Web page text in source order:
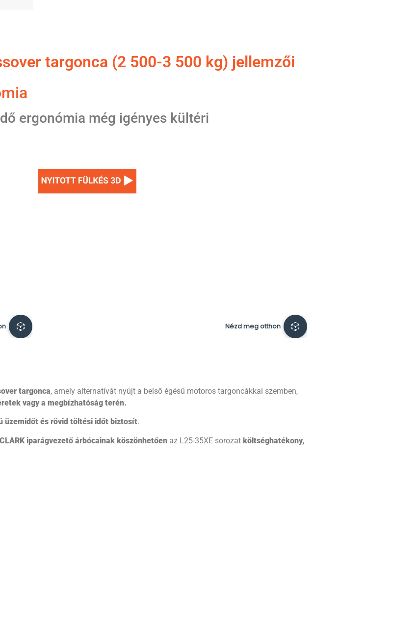
targonca (2 500-3 500 kg) jellemzői
ergonómia még igényes kültéri
targonca, amely alternatívát nyújt a belső égésű motoros targoncákkal szemben,
vagy a megbízhatóság terén.
üzemidőt és rövid töltési időt biztosít.
iparágvezető árbócainak köszönhetően az L25-35XE sorozat költséghatékony,